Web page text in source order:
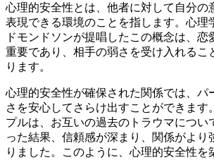
心理的安全性とは、他者に対して自分の
表現できる環境のことを指します。心理
ドモンドソンが提唱したこの概念は、恋
重要であり、相手の弱さを受け入れるこ
ります。
心理的安全性が確保された関係では、パ
さを安心してさらけ出すことができます
プルは、お互いの過去のトラウマについ
った結果、信頼感が深まり、関係がより
りました。このように、心理的安全性を